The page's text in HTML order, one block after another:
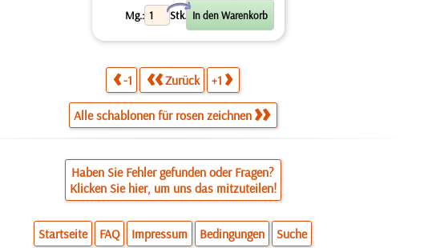
Mg.: Stk.
X
-1 Zurück +1
Alle schablonen für rosen zeichnen
Haben Sie Fehler gefunden oder Fragen?
Klicken Sie hier, um uns das mitzuteilen!
Startseite FAQ Impressum Bedingungen Suche